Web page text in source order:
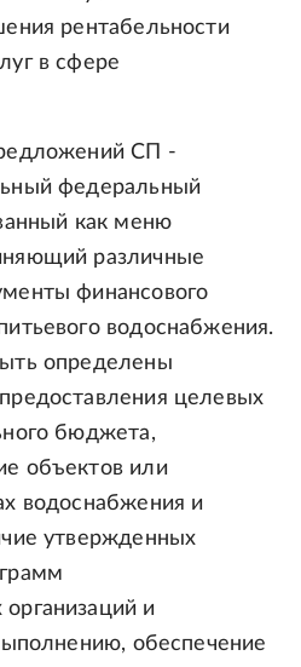
рентабельности
в сфере
СП -
федеральный
как меню
различные
финансового
водоснабжения.
определены
целевых
бюджета,
объектов или
водоснабжения и
утвержденных
и
обеспечение